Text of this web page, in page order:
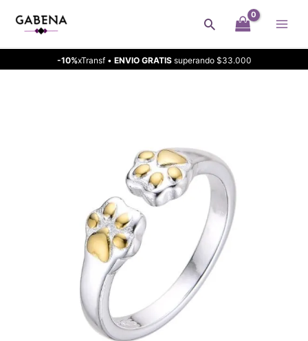
contenido
Buscar
-10%xTransf • ENVIO GRATISsuperando $33.000